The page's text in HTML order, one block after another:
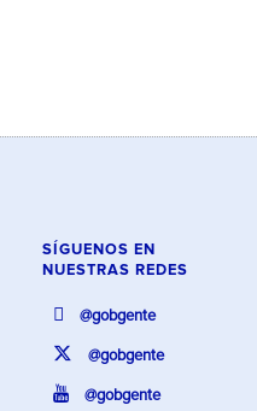
SÍGUENOS EN
NUESTRAS REDES
@gobgente
@gobgente
@gobgente